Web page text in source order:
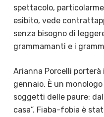
spettacolo,
esibito, vede
senza bisogno di
grammamanti e i
Arianna Porcelli porterà
gennaio. È un
soggetti delle paure:
casa”. Fiaba-fobia è